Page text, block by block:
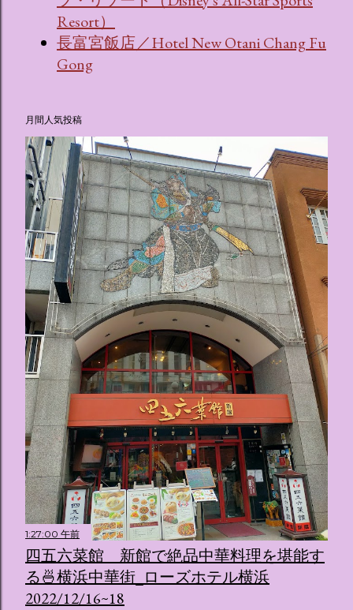
Resort）
長富宮飯店／Hotel New Otani Chang Fu
Gong
月間人気投稿
1:27:00 午前
四五六菜館 新館で絶品中華料理を堪能す
る🍜横浜中華街_ローズホテル横浜
2022/12/16~18